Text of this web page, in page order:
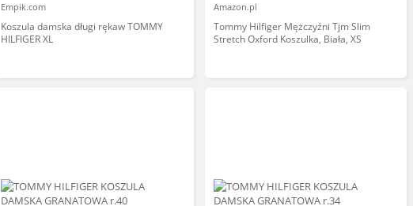
Empik.com
Koszula damska długi rękaw TOMMY
HILFIGER XL
Amazon.pl
Tommy Hilfiger Mężczyźni Tjm Slim
Stretch Oxford Koszulka, Biała, XS